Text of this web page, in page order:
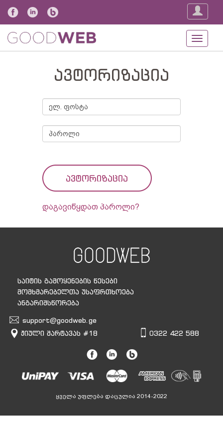
Toggle
ავტორიზაცია
ავტორიზაცია
დაგავიწყდათ პაროლი?
საიტის გამოყენების წესები
მომხმარებელთა უსაფრთხოება
ანგარიშსწორება
support@goodweb.ge
ჟიული შარტავას #18
0322 422 588
ყველა უფლება დაცულია 2014-2022